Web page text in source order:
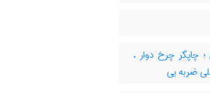
چاپگر چرخ دوار ،
ضربه یی